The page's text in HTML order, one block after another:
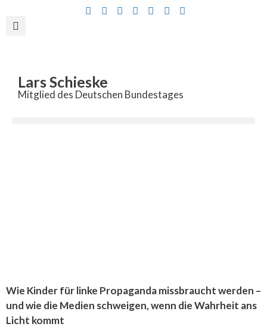
Lars Schieske
Mitglied des Deutschen Bundestages
Wie Kinder für linke Propaganda missbraucht werden –
und wie die Medien schweigen, wenn die Wahrheit ans
Licht kommt